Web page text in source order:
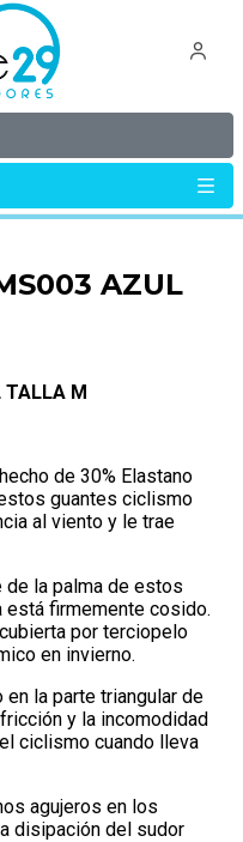
LARGO MS003 AZUL TALLA M
AZUL
TALLA M
de 30% Elastano
guantes ciclismo
al viento y le trae
de la palma de estos
firmemente cosido.
por terciopelo
en invierno.
en la parte triangular de
y la incomodidad
ciclismo cuando lleva
agujeros en los
disipación del sudor